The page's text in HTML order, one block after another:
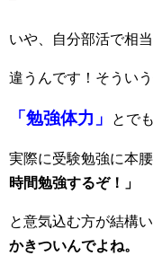
いや、自分部活で相
違うんです！そうい
「勉強体力」 とで
実際に受験勉強に本
時間勉強するぞ！」
と意気込む方が結構
かきついんでよね。